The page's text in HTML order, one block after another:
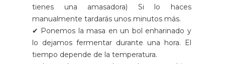
tienes una amasadora) Si lo haces
manualmente tardarás unos minutos más.
✔ Ponemos la masa en un bol enharinado y
lo dejamos fermentar durante una hora. El
tiempo depende de la temperatura.